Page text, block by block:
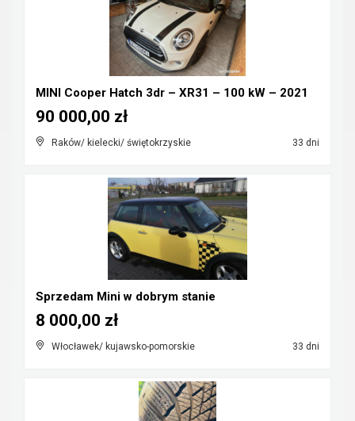
MINI Cooper Hatch 3dr – XR31 – 100 kW – 2021
Raków/ kielecki/ świętokrzyskie 33 dni
90 000,00 zł
Sprzedam Mini w dobrym stanie
Włocławek/ kujawsko-pomorskie 33 dni
8 000,00 zł